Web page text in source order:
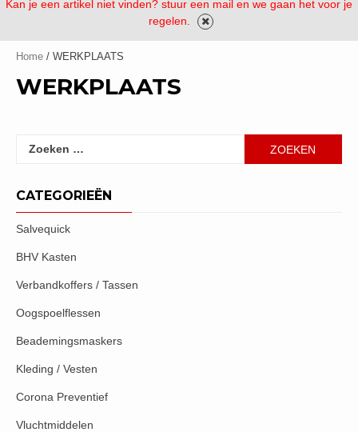
Kan je een artikel niet vinden? stuur een mail en we gaan het voor je
regelen.
Home / WERKPLAATS
WERKPLAATS
CATEGORIEËN
Salvequick
BHV Kasten
Verbandkoffers / Tassen
Oogspoelflessen
Beademingsmaskers
Kleding / Vesten
Corona Preventief
Vluchtmiddelen